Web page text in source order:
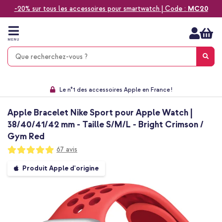
-20% sur tous les accessoires pour smartwatch | Code : MC20
Aller
contenu
MENU
Le n°1 des accessoires Apple en France !
Apple Bracelet Nike Sport pour Apple Watch |
38/40/41/42 mm - Taille S/M/L - Bright Crimson /
Gym Red
Notation:
99
100
67 avis
Passer
à
Produit Apple d'origine